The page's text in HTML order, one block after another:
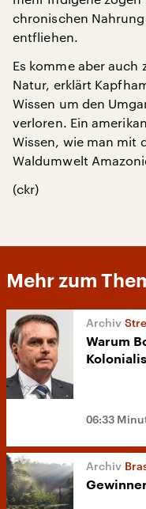
chronischen
entfliehen.
Es komme aber
Natur, erklärt
Wissen um den
verloren. Ein
Wissen, wie man mit
Waldumwelt
(ckr)
Mehr zum
Warum
06:33